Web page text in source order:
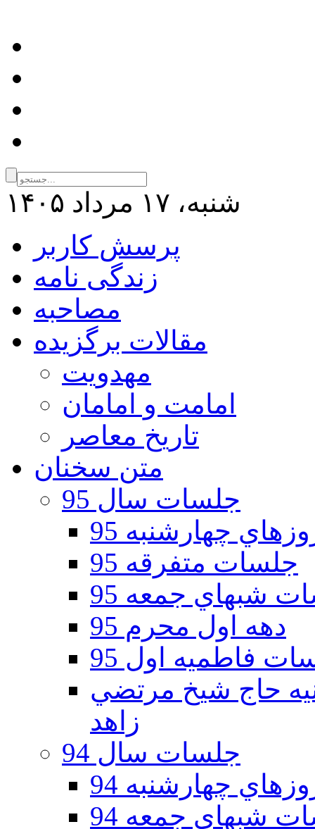
شنبه، ۱۷ مرداد ۱۴۰۵
پرسش کاربر
زندگی نامه
مصاحبه
مقالات برگزیده
مهدویت
امامت و امامان
تاریخ معاصر
متن سخنان
جلسات سال 95
چهارشنبه 95
جلسات متفرقه 95
شبهاي جمعه 95
دهه اول محرم 95
فاطمیه اول 95
دوم 95 - حسينيه حاج شيخ مرتضي
زاهد
جلسات سال 94
چهارشنبه 94
شبهاي جمعه 94